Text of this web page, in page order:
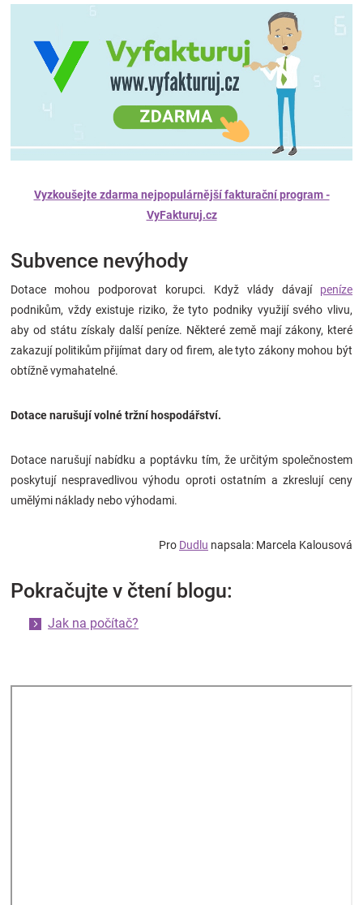
Vyzkoušejte zdarma nejpopulárnější fakturační program -
VyFakturuj.cz
Subvence nevýhody
Dotace mohou podporovat korupci. Když vlády dávají peníze
podnikům, vždy existuje riziko, že tyto podniky využijí svého vlivu,
aby od státu získaly další peníze. Některé země mají zákony, které
zakazují politikům přijímat dary od firem, ale tyto zákony mohou být
obtížně vymahatelné.
Dotace narušují volné tržní hospodářství.
Dotace narušují nabídku a poptávku tím, že určitým společnostem
poskytují nespravedlivou výhodu oproti ostatním a zkreslují ceny
umělými náklady nebo výhodami.
Pro Dudlu napsala: Marcela Kalousová
Pokračujte v čtení blogu:
Jak na počítač?